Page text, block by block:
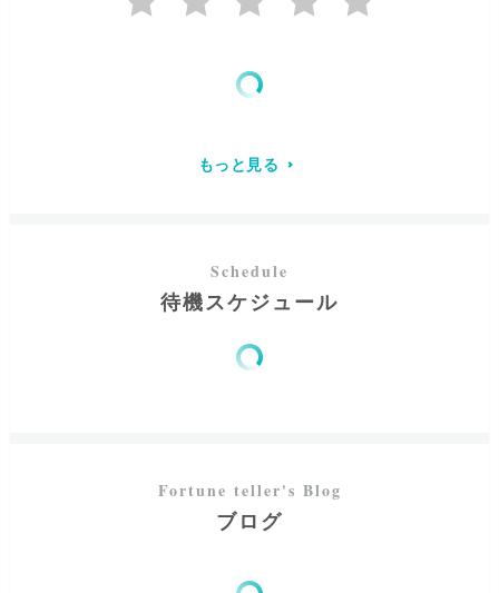
られるように、貴方の御心に寄り添い、お話しさせていた
誰にでも幸せに満ち足りた未来は待っています。
なっていただけるように、誠心誠意鑑定いたします。
もっと見る
待機スケジュール
ブログ